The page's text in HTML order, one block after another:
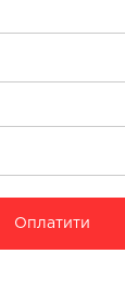
Оплатити